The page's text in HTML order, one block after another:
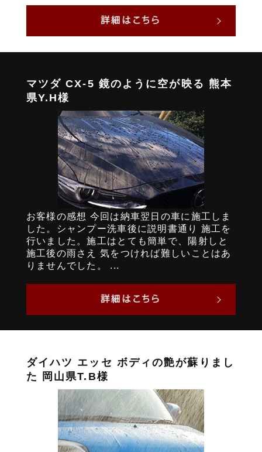
マツダ CX-5 鏡のように空が映る 熊本
県Y.H様
お客様の感想 今回は納車翌日の車に施工しま
した。シャンプー洗車後に説明書通り 施工を
行いました。施工はとても簡単で、陽射しと
施工後の雨さえ 気をつければ難しいことはあ
りませんでした。 ...
ダイハツ エッセ ボディの艶が蘇りまし
た 岡山県T.B様